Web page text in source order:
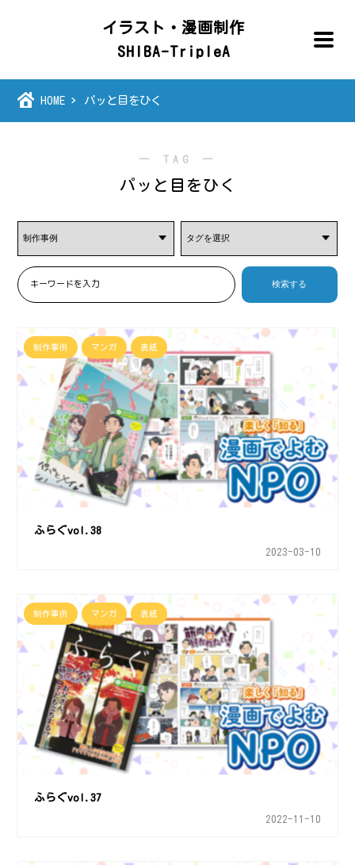
イラスト・漫画制作
SHIBA-TripleA
HOME パッと目をひく
― TAG ―
パッと目をひく
制作事例 マンガ 表紙
ふらぐvol.38
2023-03-10
制作事例 マンガ 表紙
ふらぐvol.37
2022-11-10